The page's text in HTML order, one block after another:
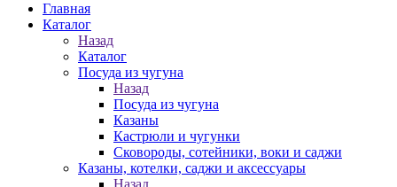
Главная
Каталог
Назад
Каталог
Посуда из чугуна
Назад
Посуда из чугуна
Казаны
Кастрюли и чугунки
Сковороды, сотейники, воки и саджи
Казаны, котелки, саджи и аксессуары
Назад